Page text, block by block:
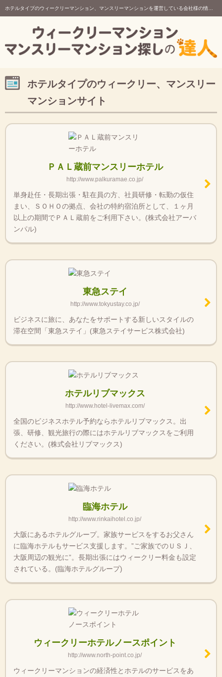
ホテルタイプのウィークリー、マンスリー
マンションサイト
ＰＡＬ蔵前マンスリーホテル
http://www.palkuramae.co.jp/
単身赴任・長期出張・駐在員の方、社員研修・転勤の仮住
まい、ＳＯＨＯの拠点、会社の特約宿泊所として、１ヶ月
以上の期間でＰＡＬ蔵前をご利用下さい。(株式会社アーバ
ンパル)
東急ステイ
http://www.tokyustay.co.jp/
ビジネスに旅に、あなたをサポートする新しいスタイルの
滞在空間「東急ステイ」(東急ステイサービス株式会社)
ホテルリブマックス
http://www.hotel-livemax.com/
全国のビジネスホテル予約ならホテルリブマックス。出
張、研修、観光旅行の際にはホテルリブマックスをご利用
ください。(株式会社リブマックス)
臨海ホテル
http://www.rinkaihotel.co.jp/
大阪にあるホテルグループ。家族サービスをするお父さん
に臨海ホテルもサービス支援します。”ご家族でのＵＳＪ、
大阪周辺の観光に”。長期出張にはウィークリー料金も設定
されている。(臨海ホテルグループ)
ウィークリーホテルノースポイント
http://www.north-point.co.jp/
ウィークリーマンションの経済性とホテルのサービスをあ